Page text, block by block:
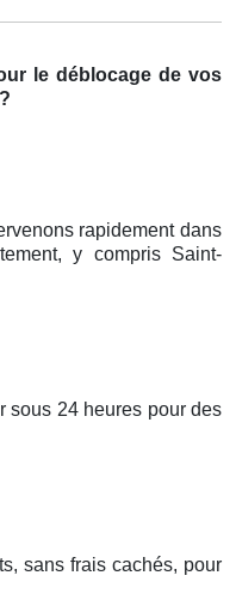
le déblocage de vos
rapidement dans
y compris Saint-
sous 24 heures pour des
sans frais cachés, pour